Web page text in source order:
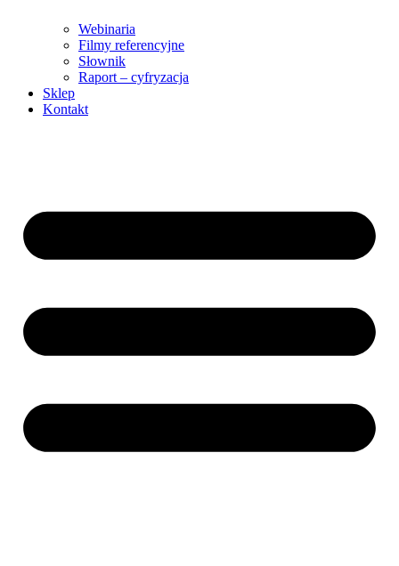
Webinaria
Filmy referencyjne
Słownik
Raport – cyfryzacja
Sklep
Kontakt